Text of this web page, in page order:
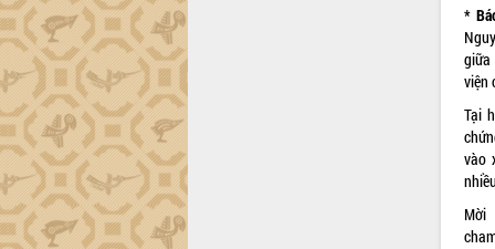
*
giữa
viện
Tại
vào
Mời